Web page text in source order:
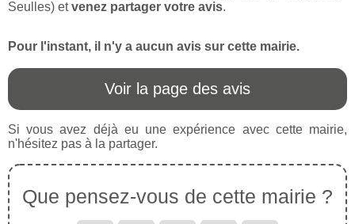
Seulles) etvenez partager votre avis.
Pour l'instant, il n'y a aucun avis sur cette mairie.
Voir la page des avis
Si vous avez déjà eu une expérience avec cette mairie,
n'hésitez pas à la partager.
Que pensez-vous de cette mairie ?